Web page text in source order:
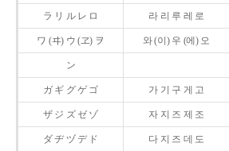
ラ リ ル レ ロ 라 리 루 레 로
ワ (ヰ) ウ (ヱ) ヲ 와 (이) 우 (에) 오
ン
ガ ギ グ ゲ ゴ 가 기 구 게 고
ザ ジ ズ ゼ ゾ 자 지 즈 제 조
ダ ヂ ヅ デ ド 다 지 즈 데 도